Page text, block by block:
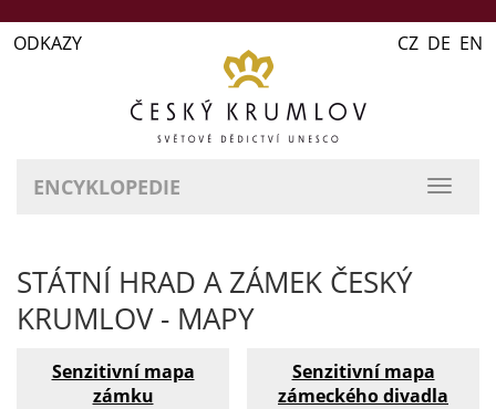
ODKAZY CZ DE EN
ENCYKLOPEDIE
STÁTNÍ HRAD A ZÁMEK ČESKÝ
KRUMLOV - MAPY
Senzitivní mapa
zámku
Senzitivní mapa
zámeckého divadla